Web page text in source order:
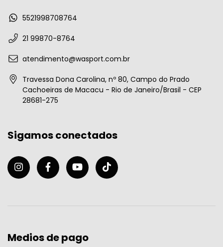
5521998708764
21 99870-8764
atendimento@wasport.com.br
Travessa Dona Carolina, nº 80, Campo do Prado
Cachoeiras de Macacu - Rio de Janeiro/Brasil - CEP
28681-275
Sigamos conectados
Medios de pago